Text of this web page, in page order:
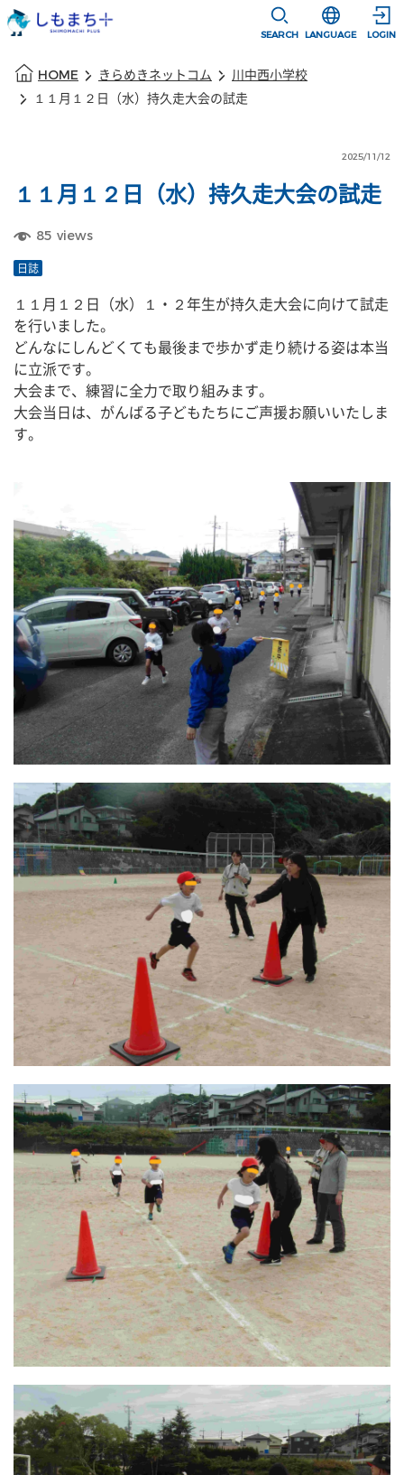
SEARCH
選択すると言
LANGUAGE LOGIN
HOME きらめきネットコム
川中西小学校
１１月１２日（水）持久走大会の試走
2025/11/12
１１月１２日（水）持久走大会の試走
85 views
日誌
１１月１２日（水）１・２年生が持久走大会に向けて試走
を行いました。
どんなにしんどくても最後まで歩かず走り続ける姿は本当
に立派です。
大会まで、練習に全力で取り組みます。
大会当日は、がんばる子どもたちにご声援お願いいたしま
す。